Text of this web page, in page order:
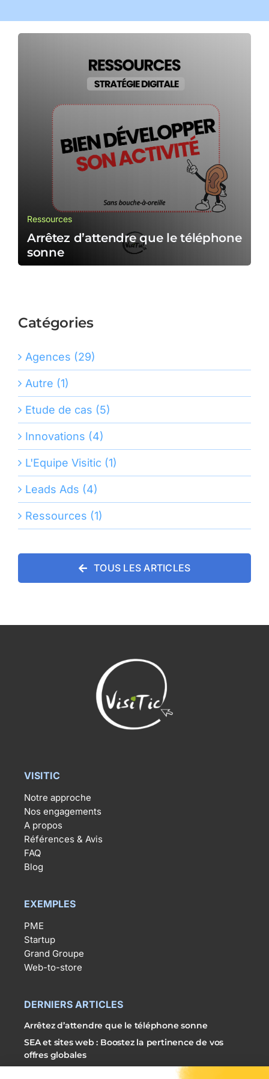
Ressources
Arrêtez d’attendre que le téléphone
sonne
Catégories
Agences (29)
Autre (1)
Etude de cas (5)
Innovations (4)
L'Equipe Visitic (1)
Leads Ads (4)
Ressources (1)
TOUS LES ARTICLES
VISITIC
Notre approche
Nos engagements
A propos
Références & Avis
FAQ
Blog
EXEMPLES
PME
Startup
Grand Groupe
Web-to-store
DERNIERS ARTICLES
Arrêtez d’attendre que le téléphone sonne
SEA et sites web : Boostez la pertinence de vos
offres globales
3 étapes simples pour externaliser vos campagnes